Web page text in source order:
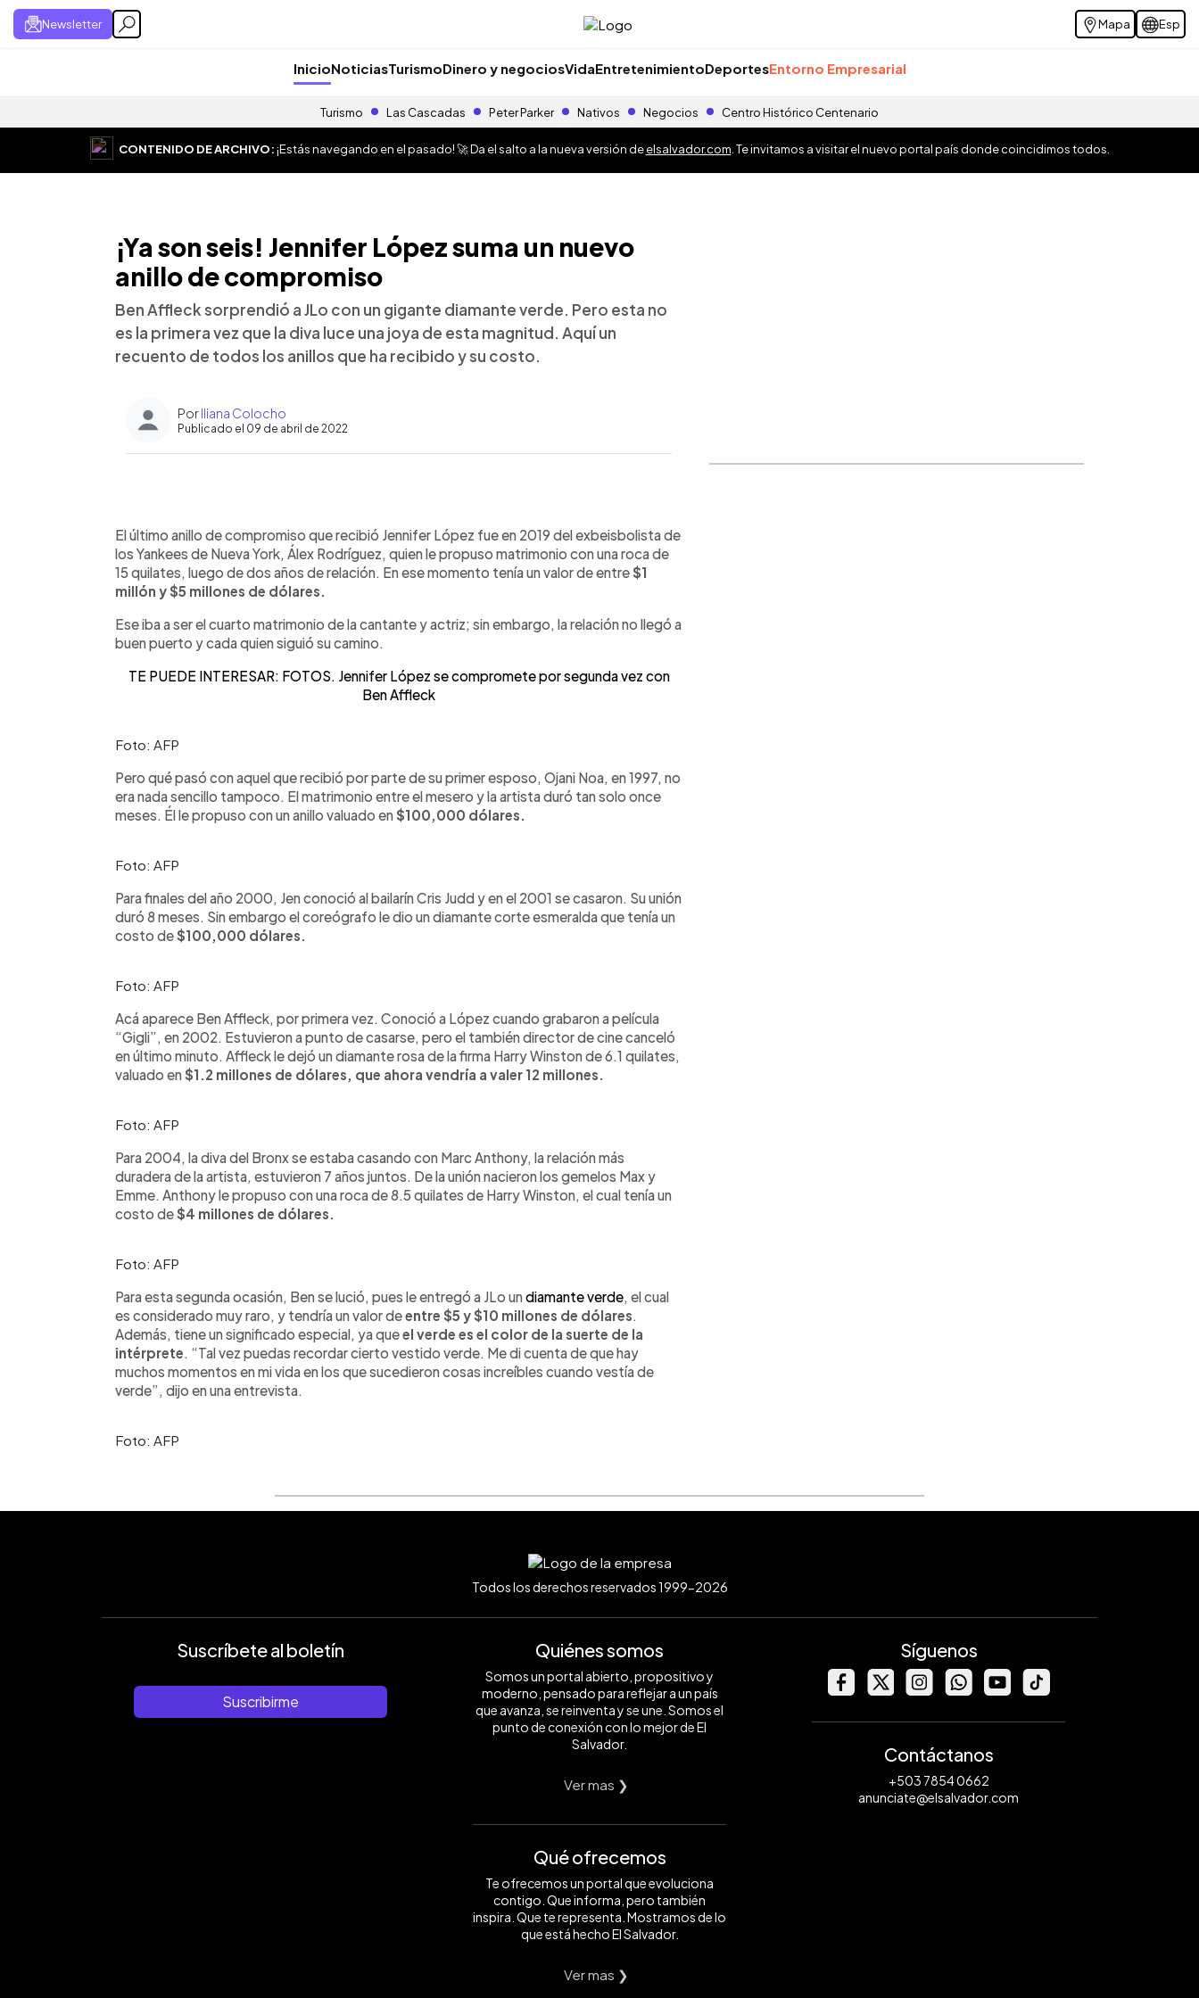
Newsletter Mapa Esp
InicioNoticiasTurismoDinero y negociosVidaEntretenimientoDeportesEntorno Empresarial
Turismo Las Cascadas Peter Parker Nativos Negocios Centro Histórico Centenario
CONTENIDO DE ARCHIVO:¡Estás navegando en el pasado! 🚀 Da el salto a la nueva versión deelsalvador.com . Te invitamos a visitar el nuevo portal país donde coincidimos todos.
¡Ya son seis! Jennifer López suma un nuevo
anillo de compromiso
Ben Affleck sorprendió a JLo con un gigante diamante verde. Pero esta no
es la primera vez que la diva luce una joya de esta magnitud. Aquí un
recuento de todos los anillos que ha recibido y su costo.
PorIliana Colocho
Publicado el 09 de abril de 2022
► Escuchar artículo
El último anillo de compromiso que recibió Jennifer López fue en 2019 del exbeisbolista de
los Yankees de Nueva York, Álex Rodríguez, quien le propuso matrimonio con una roca de
15 quilates, luego de dos años de relación. En ese momento tenía un valor de entre $1
millón y $5 millones de dólares.
Ese iba a ser el cuarto matrimonio de la cantante y actriz; sin embargo, la relación no llegó a
buen puerto y cada quien siguió su camino.
TE PUEDE INTERESAR: FOTOS. Jennifer López se compromete por segunda vez con
Ben Affleck
Foto: AFP
Pero qué pasó con aquel que recibió por parte de su primer esposo, Ojani Noa, en 1997, no
era nada sencillo tampoco. El matrimonio entre el mesero y la artista duró tan solo once
meses. Él le propuso con un anillo valuado en $100,000 dólares.
Foto: AFP
Para finales del año 2000, Jen conoció al bailarín Cris Judd y en el 2001 se casaron. Su unión
duró 8 meses. Sin embargo el coreógrafo le dio un diamante corte esmeralda que tenía un
costo de $100,000 dólares.
Foto: AFP
Acá aparece Ben Affleck, por primera vez. Conoció a López cuando grabaron a película
“Gigli”, en 2002. Estuvieron a punto de casarse, pero el también director de cine canceló
en último minuto. Affleck le dejó un diamante rosa de la firma Harry Winston de 6.1 quilates,
valuado en $1.2 millones de dólares, que ahora vendría a valer 12 millones.
Foto: AFP
Para 2004, la diva del Bronx se estaba casando con Marc Anthony, la relación más
duradera de la artista, estuvieron 7 años juntos. De la unión nacieron los gemelos Max y
Emme. Anthony le propuso con una roca de 8.5 quilates de Harry Winston, el cual tenía un
costo de $4 millones de dólares.
Foto: AFP
Para esta segunda ocasión, Ben se lució, pues le entregó a JLo undiamante verde, el cual
es considerado muy raro, y tendría un valor deentre $5 y $10 millones de dólares.
Además, tiene un significado especial, ya queel verde es el color de la suerte de la
intérprete. “Tal vez puedas recordar cierto vestido verde. Me di cuenta de que hay
muchos momentos en mi vida en los que sucedieron cosas increíbles cuando vestía de
verde”, dijo en una entrevista.
Foto: AFP
Todos los derechos reservados 1999-2026
Suscríbete al boletín
Suscribirme
Quiénes somos
Somos un portal abierto, propositivo y
moderno, pensado para reflejar a un país
que avanza, se reinventa y se une. Somos el
punto de conexión con lo mejor de El
Salvador.
Ver mas ❯
Qué ofrecemos
Te ofrecemos un portal que evoluciona
contigo. Que informa, pero también
inspira. Que te representa. Mostramos de lo
que está hecho El Salvador.
Ver mas ❯
Síguenos
Contáctanos
+503 7854 0662
anunciate@elsalvador.com